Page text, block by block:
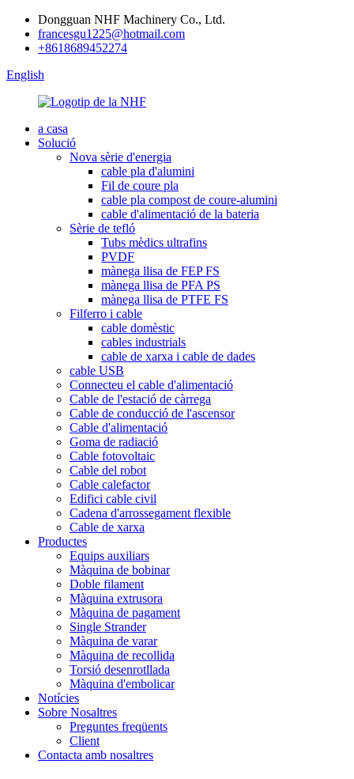
Dongguan NHF Machinery Co., Ltd.
francesgu1225@hotmail.com
+8618689452274
English
a casa
Solució
Nova sèrie d'energia
cable pla d'alumini
Fil de coure pla
cable pla compost de coure-alumini
cable d'alimentació de la bateria
Sèrie de tefló
Tubs mèdics ultrafins
PVDF
mànega llisa de FEP FS
mànega llisa de PFA PS
mànega llisa de PTFE FS
Filferro i cable
cable domèstic
cables industrials
cable de xarxa i cable de dades
cable USB
Connecteu el cable d'alimentació
Cable de l'estació de càrrega
Cable de conducció de l'ascensor
Cable d'alimentació
Goma de radiació
Cable fotovoltaic
Cable del robot
Cable calefactor
Edifici cable civil
Cadena d'arrossegament flexible
Cable de xarxa
Productes
Equips auxiliars
Màquina de bobinar
Doble filament
Màquina extrusora
Màquina de pagament
Single Strander
Màquina de varar
Màquina de recollida
Torsió desenrotllada
Màquina d'embolicar
Notícies
Sobre Nosaltres
Preguntes freqüents
Client
Contacta amb nosaltres